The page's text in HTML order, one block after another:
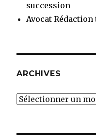
succession
Avocat
ARCHIVES
Archives